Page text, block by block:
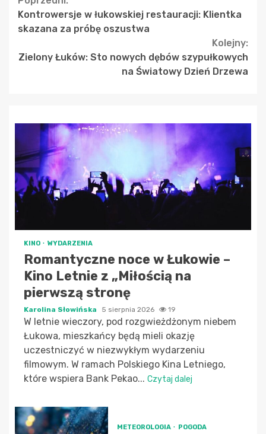
Reading
Kontrowersje w łukowskiej restauracji: Klientka
skazana za próbę oszustwa
Kolejny:
Zielony Łuków: Sto nowych dębów szypułkowych
na Światowy Dzień Drzewa
KINO WYDARZENIA
Romantyczne noce w Łukowie –
Kino Letnie z „Miłością na
pierwszą stronę
Karolina Słowińska 5 sierpnia 2026 19
W letnie wieczory, pod rozgwieżdżonym niebem
Łukowa, mieszkańcy będą mieli okazję
uczestniczyć w niezwykłym wydarzeniu
filmowym. W ramach Polskiego Kina Letniego,
które wspiera Bank Pekao... Czytaj dalej
METEOROLOGIA POGODA